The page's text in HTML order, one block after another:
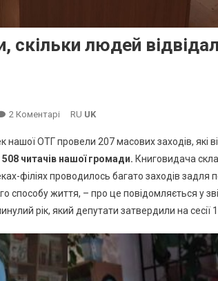
людей
2 Коментарі До
Южному
Прозвітували,
Скільки
Людей
Відвідали
Громади
За
2023
RU UK
нашої ОТГ провели 207 масових заходів, які
508 читачів нашої громади. Книговидача
філіях проводилось багато заходів задля
способу життя, – про це повідомляється у
рік, який депутати затвердили на сесії